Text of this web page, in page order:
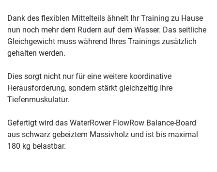
Dank des flexiblen Mittelteils ähnelt Ihr Training zu Hause
nun noch mehr dem Rudern auf dem Wasser. Das seitliche
Gleichgewicht muss während Ihres Trainings zusätzlich
gehalten werden.
Dies sorgt nicht nur für eine weitere koordinative
Herausforderung, sondern stärkt gleichzeitig Ihre
Tiefenmuskulatur.
Gefertigt wird das WaterRower FlowRow Balance-Board
aus schwarz gebeiztem Massivholz und ist bis maximal
180 kg belastbar.